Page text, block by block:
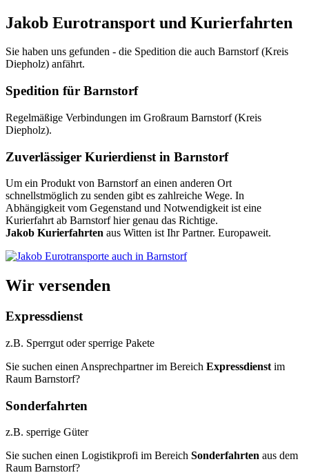
Jakob Eurotransport und Kurierfahrten
Sie haben uns gefunden - die Spedition die auch Barnstorf (Kreis
Diepholz) anfährt.
Spedition für Barnstorf
Regelmäßige Verbindungen im Großraum Barnstorf (Kreis
Diepholz).
Zuverlässiger Kurierdienst in Barnstorf
Um ein Produkt von Barnstorf an einen anderen Ort
schnellstmöglich zu senden gibt es zahlreiche Wege. In
Abhängigkeit vom Gegenstand und Notwendigkeit ist eine
Kurierfahrt ab Barnstorf hier genau das Richtige.
Jakob Kurierfahrten aus Witten ist Ihr Partner. Europaweit.
Wir versenden
Expressdienst
z.B. Sperrgut oder sperrige Pakete
Sie suchen einen Ansprechpartner im Bereich Expressdienst im
Raum Barnstorf?
Sonderfahrten
z.B. sperrige Güter
Sie suchen einen Logistikprofi im Bereich Sonderfahrten aus dem
Raum Barnstorf?